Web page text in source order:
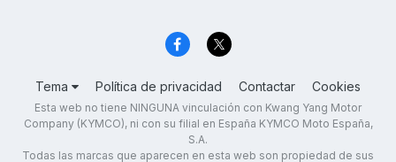
Tema Política de privacidad Contactar Cookies
Esta web no tiene NINGUNA vinculación con Kwang Yang Motor
Company (KYMCO), ni con su filial en España KYMCO Moto España,
S.A.
Todas las marcas que aparecen en esta web son propiedad de sus